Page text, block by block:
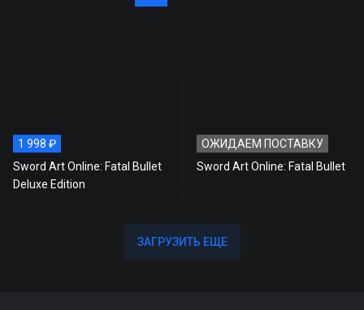
1 998 ₽
Sword Art Online: Fatal Bullet
Deluxe Edition
ОЖИДАЕМ ПОСТАВКУ
Sword Art Online: Fatal Bullet
ЗАГРУЗИТЬ ЕЩЕ
ЗАГРУЗИТЬ ЕЩЕ